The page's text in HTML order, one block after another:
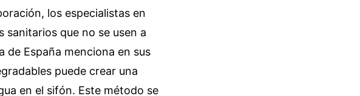
los especialistas en
que no se usen a
de España menciona en sus
puede crear una
en el sifón. Este método se